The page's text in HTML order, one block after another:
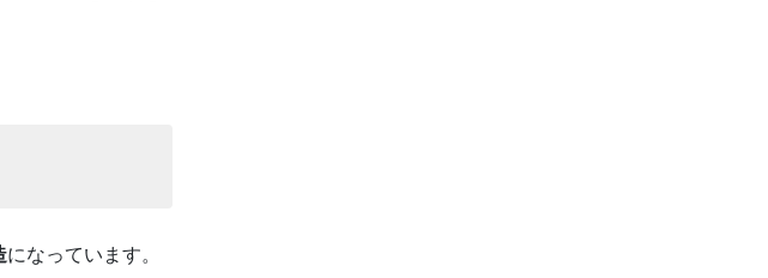
になっています。